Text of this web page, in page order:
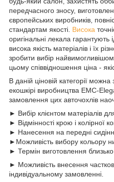
передчасного зносу,
європейських виробників,
стандартам якості. Висока
оригінальні лекала гарантують
висока якість матеріалів і їх
зробити вибір
цьому співвідношення ціна -
В даній ціновій категорії
екошкірі виробництва EMC-
замовлення цих авточохлів
► Вибір клієнтом матеріалів
► Відмінності крою і колірної
► Нанесення на передні
►Можливість вибору кольору
► Термін виготовлення
► Можливість внесення
індивідуальному замовленні.